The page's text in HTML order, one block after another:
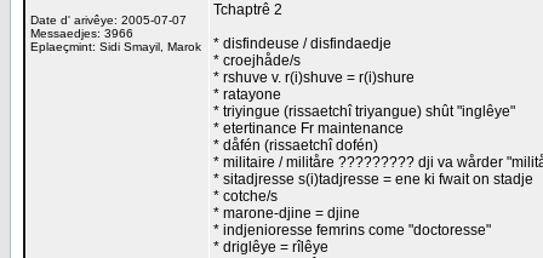
Date d' arivêye: 2005-07-07
Messaedjes: 3966
Eplaeçmint: Sidi Smayil, Marok
Tchaptrê 2
* disfindeuse / disfindaedje
* croejhåde/s
* rshuve v. r(i)shuve = r(i)shure
* ratayone
* triyingue (rissaetchî triyangue) shût "inglêye"
* etertinance Fr maintenance
* dåfén (rissaetchî dofén)
* militaire / militåre ????????? dji va wårder
* sitadjresse s(i)tadjresse = ene ki fwait on stadje
* cotche/s
* marone-djine = djine
* indjenioresse femrins come "doctoresse"
* driglêye = rîlêye